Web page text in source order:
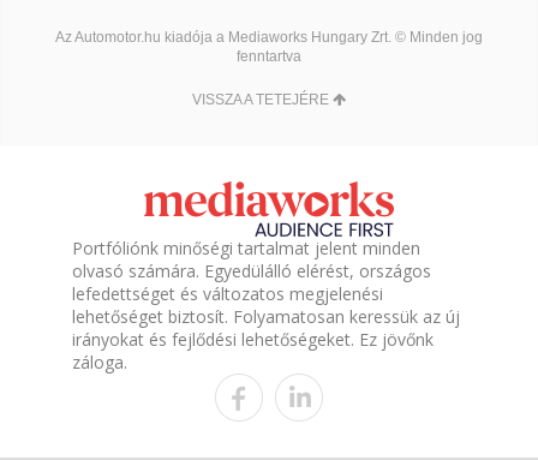
Az Automotor.hu kiadója a Mediaworks Hungary Zrt. © Minden jog
fenntartva
VISSZA A TETEJÉRE
Portfóliónk minőségi tartalmat jelent minden
olvasó számára. Egyedülálló elérést, országos
lefedettséget és változatos megjelenési
lehetőséget biztosít. Folyamatosan keressük az új
irányokat és fejlődési lehetőségeket. Ez jövőnk
záloga.